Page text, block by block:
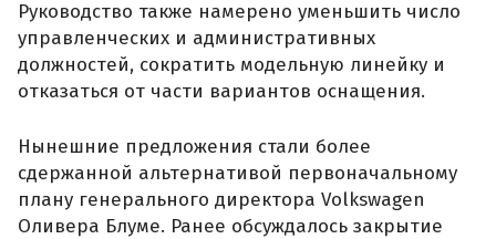
Руководство также намерено уменьшить число
управленческих и административных
должностей, сократить модельную линейку и
отказаться от части вариантов оснащения.
Нынешние предложения стали более
сдержанной альтернативой первоначальному
плану генерального директора Volkswagen
Оливера Блуме. Ранее обсуждалось закрытие